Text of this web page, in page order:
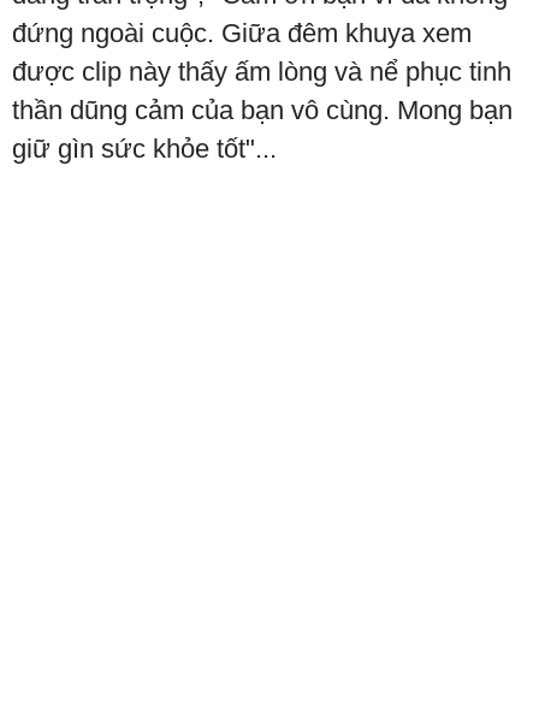
đứng ngoài cuộc. Giữa đêm khuya xem
được clip này thấy ấm lòng và nể phục tinh
thần dũng cảm của bạn vô cùng. Mong bạn
giữ gìn sức khỏe tốt"...